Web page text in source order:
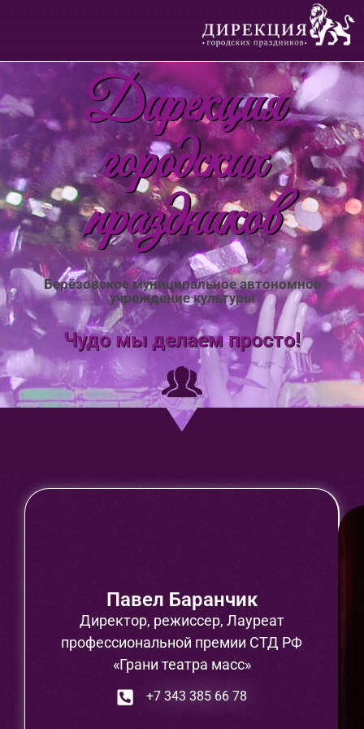
Дирекция
городских
праздников
Берёзовское муниципальное автономное
учреждение культуры
Чудо мы делаем просто!
Павел Баранчик
Директор, режиссер, Лауреат
профессиональной премии СТД РФ
«Грани театра масс»
+7 343 385 66 78